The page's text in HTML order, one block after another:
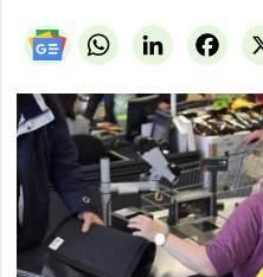
WhatsAppLinkedIn